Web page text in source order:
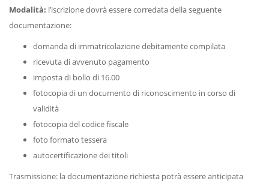
Modalità: l’iscrizione dovrà essere corredata della seguente
documentazione:
domanda di immatricolazione debitamente compilata
ricevuta di avvenuto pagamento
imposta di bollo di 16.00
fotocopia di un documento di riconoscimento in corso di
validità
fotocopia del codice fiscale
foto formato tessera
autocertificazione dei titoli
Trasmissione: la documentazione richiesta potrà essere anticipata